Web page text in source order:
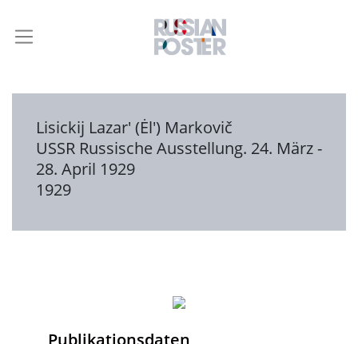
Lisickij Lazar' (Ėl') Markovič
USSR Russische Ausstellung. 24. März -
28. April 1929
1929
Publikationsdaten